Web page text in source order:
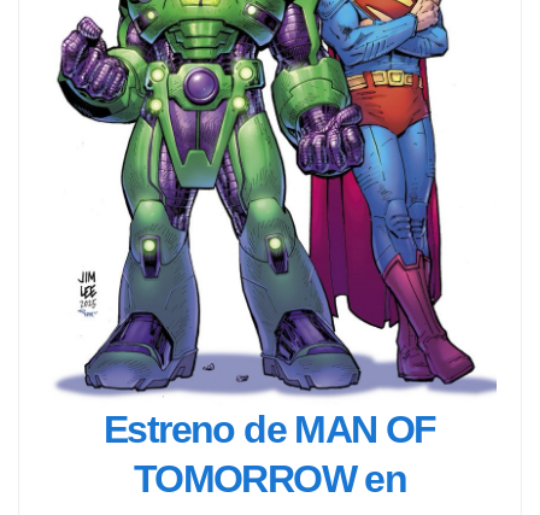
Estreno de MAN OF
TOMORROW en